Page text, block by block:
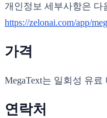
개인정보 세부사항은 다
https://zelonai.com/app/
가격
MegaText는 일회성 유
연락처